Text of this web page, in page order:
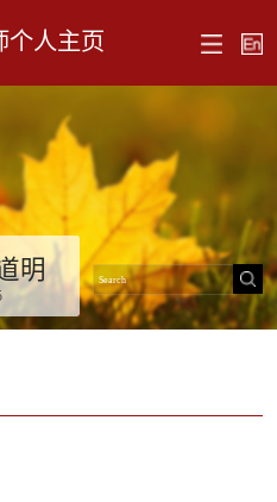
个人主页
明